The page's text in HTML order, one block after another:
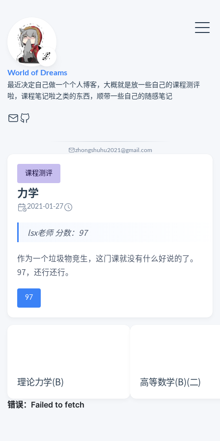
🌌
World of Dreams
最近决定自己做一个个人博客，大概就是放一些自己的课程测评
啦，课程笔记啦之类的东西，顺带一些自己的随感笔记
zhongshuhu2021@gmail.com
课程测评
力学
2021-01-27
lsx老师 分数：97
作为一个垃圾物竞生，这门课就没有什么好说的了。
97，还行还行。
97
理论力学(B) 高等数学(B)(二)